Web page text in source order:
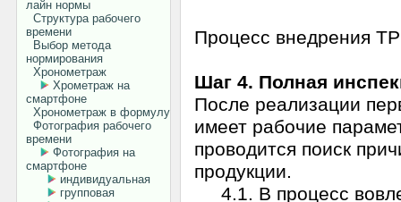
лайн нормы
Структура рабочего
времени
Выбор метода
нормирования
Хронометраж
Хрометраж на
смартфоне
Хронометраж в формулу
Фотография рабочего
времени
Фотография на
смартфоне
индивидуальная
групповая
Процесс внедрения
Шаг 4. Полная
После реализации
имеет рабочие
проводится поиск
продукции.
4.1. В процесс